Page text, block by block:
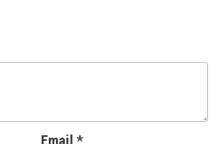
Email *